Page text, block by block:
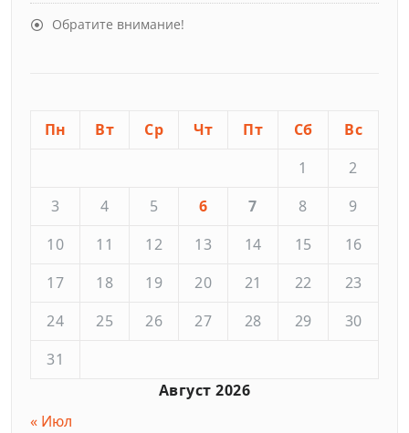
Обратите внимание!
Август 2026
Пн Вт Ср Чт Пт Сб
Вс
1
2
3
4 5 6 7 8
9
10
11 12 13 14 15
16
17
18 19 20 21 22
23
24
25 26 27 28 29
30
31
« Июл